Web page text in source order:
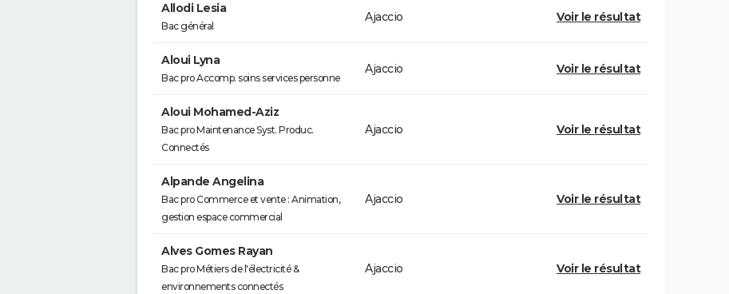
Allodi Lesia
Bac général
Ajaccio Voir le résultat
Aloui Lyna
Bac pro Accomp. soins services personne
Ajaccio Voir le résultat
Aloui Mohamed-Aziz
Bac pro Maintenance Syst. Produc.
Connectés
Ajaccio Voir le résultat
Alpande Angelina
Bac pro Commerce et vente : Animation,
gestion espace commercial
Ajaccio Voir le résultat
Alves Gomes Rayan
Bac pro Métiers de l'électricité &
environnements connectés
Ajaccio Voir le résultat